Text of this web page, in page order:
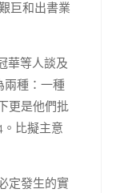
巨和出書業
華等人談及
兩種：一種
更是他們批
比擬主意
定發生的實